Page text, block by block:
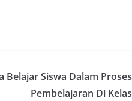
Belajar Siswa Dalam Proses
Pembelajaran Di Kelas